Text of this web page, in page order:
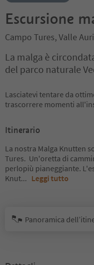
Escursione
Campo Tures, Valle
La malga è
del parco naturale
Lasciatevi tentare da
trascorrere momenti
Itinerario
La nostra Malga Knutten
Tures. Un'oretta di
perlopiù pianeggiante.
Knut... Leggi tutto
Panoramica